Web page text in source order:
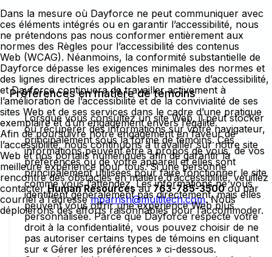
Dans la mesure où Dayforce ne peut communiquer avec
ces éléments intégrés ou en garantir l’accessibilité, nous
ne prétendons pas nous conformer entièrement aux
normes des Règles pour l’accessibilité des contenus
Web (WCAG). Néanmoins, la conformité substantielle de
Dayforce dépasse les exigences minimales des normes et
des lignes directrices applicables en matière d’accessibilité,
et Dayforce continuera de travailler activement à
l’amélioration de l’accessibilité et de la convivialité de ses
sites Web et de ses services dans le cadre d’une pratique
exemplaire et d’un engagement envers l’égalité.
Afin de poursuivre notre engagement en faveur de
l’accessibilité, nous continuons à travailler sur notre site
Web et nos portails numériques afin de garantir la
meilleure expérience pour tous. Si une personne
rencontre des obstacles en matière d’accessibilité, veuillez
contacterHuman Resourcesau 763-785-3500ou par
courriel à l’adressemparrish@multitech.com. Nous
déploierons des efforts raisonnables pour l’accommoder.
Préférences en matière de témoins
Lorsque vous consultez un site Web, il peut stocker
ou récupérer des informations sur votre navigateur,
principalement sous la forme de témoins. Ces
informations peuvent être à propos de vous, de vos
préférences ou de votre appareil et elles sont
principalement utilisées pour faire fonctionner le site
comme vous l’attendez. Les informations ne vous
identifient généralement pas directement, mais elles
peuvent vous offrir une expérience Web plus
personnalisée. Parce que Dayforce respecte votre
droit à la confidentialité, vous pouvez choisir de ne
pas autoriser certains types de témoins en cliquant
sur « Gérer les préférences » ci-dessous.